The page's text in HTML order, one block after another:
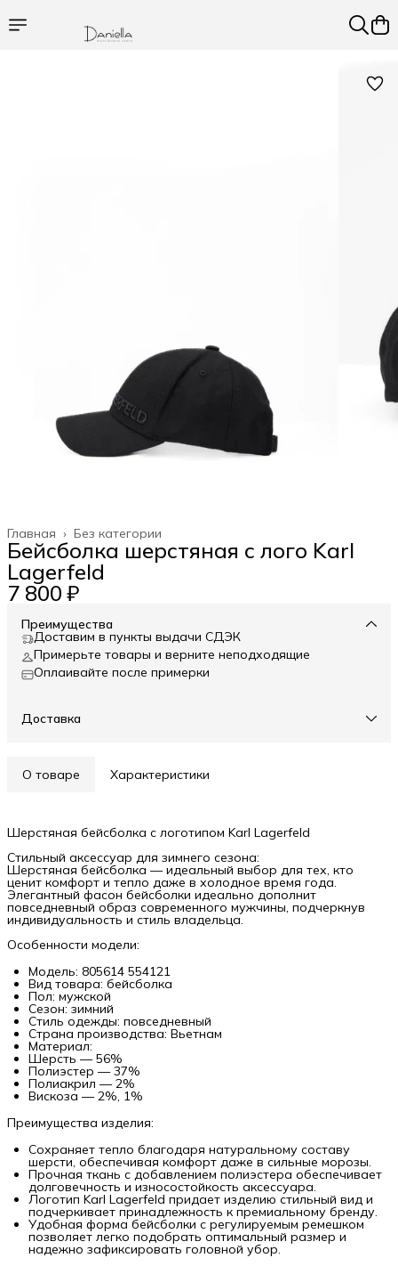
Без категории
Главная ›
Бейсболка шерстяная с лого Karl
Lagerfeld
7 800 ₽
Преимущества
Доставим в пункты выдачи СДЭК
Примерьте товары и верните неподходящие
Оплаивайте после примерки
Доставка
О товаре Характеристики
Шерстяная бейсболка с логотипом Karl Lagerfeld
Стильный аксессуар для зимнего сезона:
Шерстяная бейсболка — идеальный выбор для тех, кто
ценит комфорт и тепло даже в холодное время года.
Элегантный фасон бейсболки идеально дополнит
повседневный образ современного мужчины, подчеркнув
индивидуальность и стиль владельца.
Особенности модели:
Модель: 805614 554121
Вид товара: бейсболка
Пол: мужской
Сезон: зимний
Стиль одежды: повседневный
Страна производства: Вьетнам
Материал:
Шерсть — 56%
Полиэстер — 37%
Полиакрил — 2%
Вискоза — 2%, 1%
Преимущества изделия:
Сохраняет тепло благодаря натуральному составу
шерсти, обеспечивая комфорт даже в сильные морозы.
Прочная ткань с добавлением полиэстера обеспечивает
долговечность и износостойкость аксессуара.
Логотип Karl Lagerfeld придает изделию стильный вид и
подчеркивает принадлежность к премиальному бренду.
Удобная форма бейсболки с регулируемым ремешком
позволяет легко подобрать оптимальный размер и
надежно зафиксировать головной убор.